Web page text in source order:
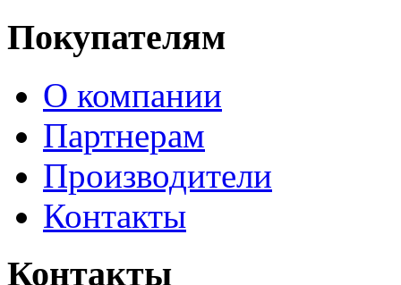
Покупателям
О компании
Партнерам
Производители
Контакты
Контакты